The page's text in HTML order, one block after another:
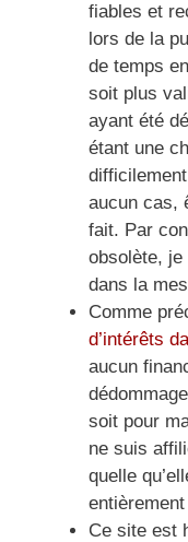
fiables et
lors de la
de temps
soit plus
ayant été
étant une
aucun cas,
fait. Par
obsolète, je
dans la
Comme
d’intérêts
aucun
soit pour
ne suis
quelle
Ce site est